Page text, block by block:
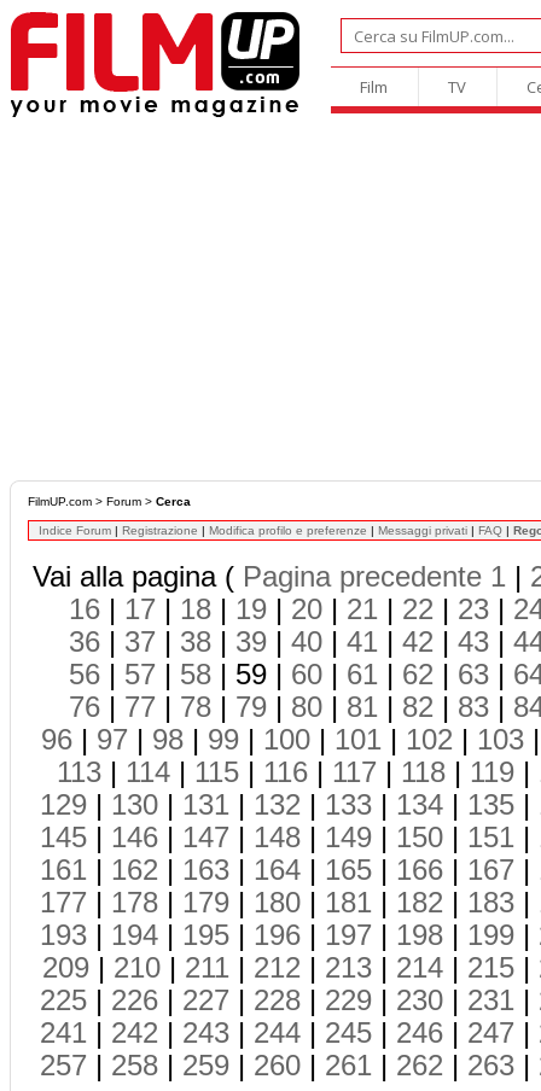
Film TV
FilmUP.com > Forum > Cerca
Indice Forum | Registrazione | Modifica profilo e preferenze | Messaggi privati | FAQ |
Vai alla pagina ( Pagina precedente 1 |
16 | 17 | 18 | 19 | 20 | 21 | 22 | 23 |
36 | 37 | 38 | 39 | 40 | 41 | 42 | 43 |
56 | 57 | 58 | 59 | 60 | 61 | 62 | 63 |
76 | 77 | 78 | 79 | 80 | 81 | 82 | 83 |
96 | 97 | 98 | 99 | 100 | 101 | 102 | 103
113 | 114 | 115 | 116 | 117 | 118 | 119 |
129 | 130 | 131 | 132 | 133 | 134 | 135 |
145 | 146 | 147 | 148 | 149 | 150 | 151 |
161 | 162 | 163 | 164 | 165 | 166 | 167 |
177 | 178 | 179 | 180 | 181 | 182 | 183 |
193 | 194 | 195 | 196 | 197 | 198 | 199 |
209 | 210 | 211 | 212 | 213 | 214 | 215 |
225 | 226 | 227 | 228 | 229 | 230 | 231 |
241 | 242 | 243 | 244 | 245 | 246 | 247 |
257 | 258 | 259 | 260 | 261 | 262 | 263 |